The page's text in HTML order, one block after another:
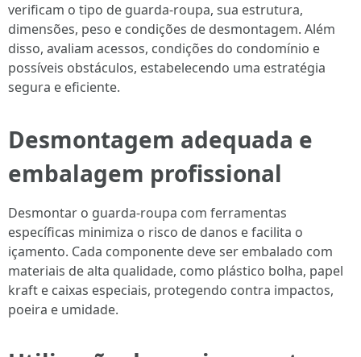
verificam o tipo de guarda-roupa, sua estrutura,
dimensões, peso e condições de desmontagem. Além
disso, avaliam acessos, condições do condomínio e
possíveis obstáculos, estabelecendo uma estratégia
segura e eficiente.
Desmontagem adequada e
embalagem profissional
Desmontar o guarda-roupa com ferramentas
específicas minimiza o risco de danos e facilita o
içamento. Cada componente deve ser embalado com
materiais de alta qualidade, como plástico bolha, papel
kraft e caixas especiais, protegendo contra impactos,
poeira e umidade.